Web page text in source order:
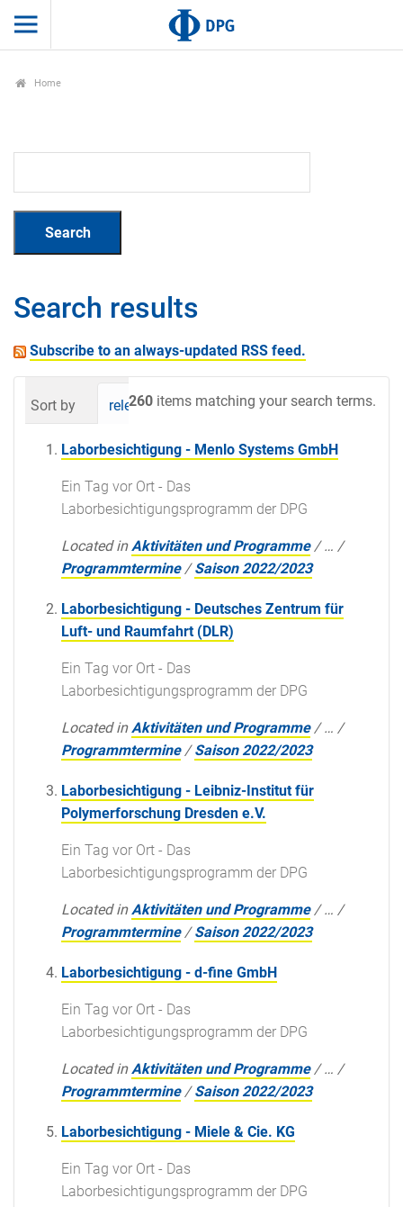
Home
Search results
Subscribe to an always-updated RSS feed.
260 items matching your search terms.
Sort by relevance date (newest first)
Laborbesichtigung - Menlo Systems GmbH
Ein Tag vor Ort - Das
Laborbesichtigungsprogramm der DPG
Located in Aktivitäten und Programme /… /
Programmtermine /Saison 2022/2023
Laborbesichtigung - Deutsches Zentrum für
Luft- und Raumfahrt (DLR)
Ein Tag vor Ort - Das
Laborbesichtigungsprogramm der DPG
Located in Aktivitäten und Programme /… /
Programmtermine /Saison 2022/2023
Laborbesichtigung - Leibniz-Institut für
Polymerforschung Dresden e.V.
Ein Tag vor Ort - Das
Laborbesichtigungsprogramm der DPG
Located in Aktivitäten und Programme /… /
Programmtermine /Saison 2022/2023
Laborbesichtigung - d-fine GmbH
Ein Tag vor Ort - Das
Laborbesichtigungsprogramm der DPG
Located in Aktivitäten und Programme /… /
Programmtermine /Saison 2022/2023
Laborbesichtigung - Miele & Cie. KG
Ein Tag vor Ort - Das
Laborbesichtigungsprogramm der DPG